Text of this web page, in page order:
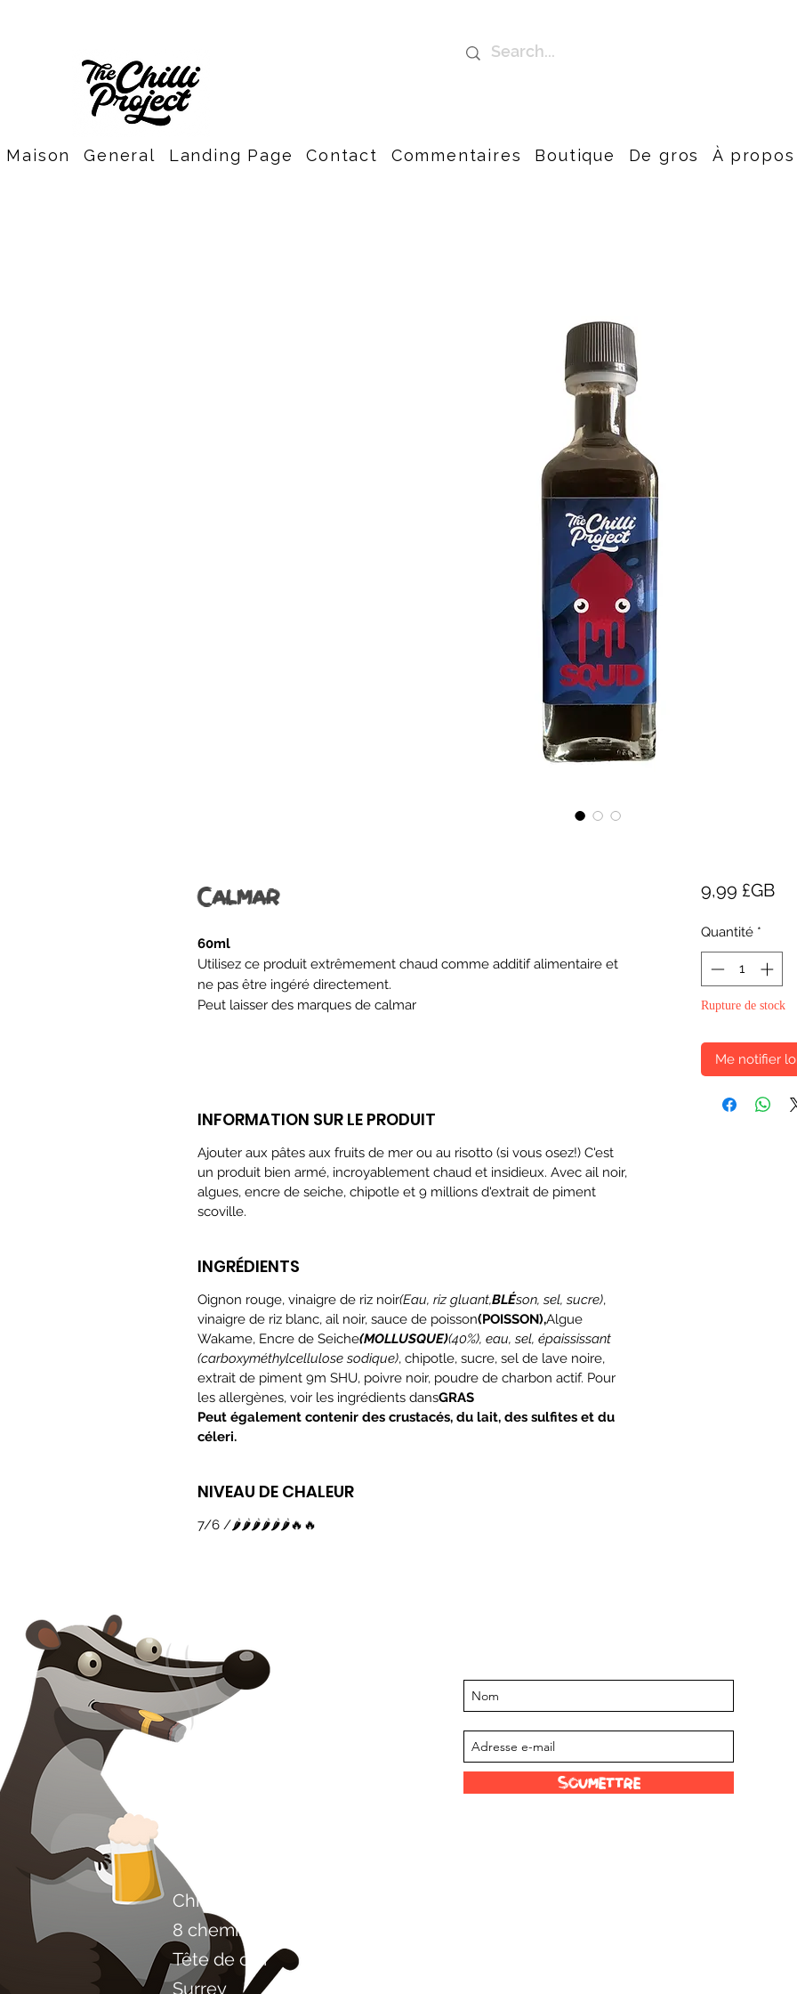
Maison General Landing Page Contact Commentaires Boutique De gros À
Calmar
60ml
Utilisez ce produit extrêmement chaud comme additif alimentaire et
ne pas être ingéré directement.
Peut laisser des marques de calmar
INFORMATION SUR LE PRODUIT
Ajouter aux pâtes aux fruits de mer ou au risotto (si vous osez!) C'est
un produit bien armé, incroyablement chaud et insidieux. Avec ail noir,
algues, encre de seiche, chipotle et 9 millions d'extrait de piment
scoville.
INGRÉDIENTS
Oignon rouge, vinaigre de riz noir(Eau, riz gluant,BLÉson, sel, sucre),
vinaigre de riz blanc, ail noir, sauce de poisson(POISSON),Algue
Wakame, Encre de Seiche(MOLLUSQUE)(40%), eau, sel, épaississant
(carboxyméthylcellulose sodique), chipotle, sucre, sel de lave noire,
extrait de piment 9m SHU, poivre noir, poudre de charbon actif. Pour
les allergènes, voir les ingrédients dansGRAS
Peut également contenir des crustacés, du lait, des sulfites et du
céleri.
NIVEAU DE CHALEUR
7/6 /🌶️🌶️🌶️🌶️🌶️🌶️🔥🔥
9,99 £GBPrix
Quantité *
Rupture de stock
Me notifier
Soumettre
Chili Project Artisan Foods Limited
8 chemin des peupliers
Tête de cuir
Surrey